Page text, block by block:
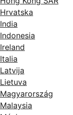
Hrvatska
India
Indonesia
Ireland
Italia
Latvija
Lietuva
Magyarország
Malaysia